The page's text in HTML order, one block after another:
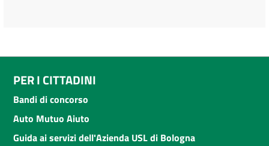
PER I CITTADINI
Bandi di concorso
Auto Mutuo Aiuto
Guida ai servizi dell'Azienda USL di Bologna